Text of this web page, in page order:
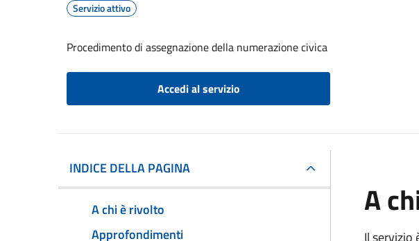
Servizio attivo
Procedimento di assegnazione della numerazione civica
Accedi al servizio
INDICE DELLA PAGINA
A chi è rivolto
Approfondimenti
A
Il servizio